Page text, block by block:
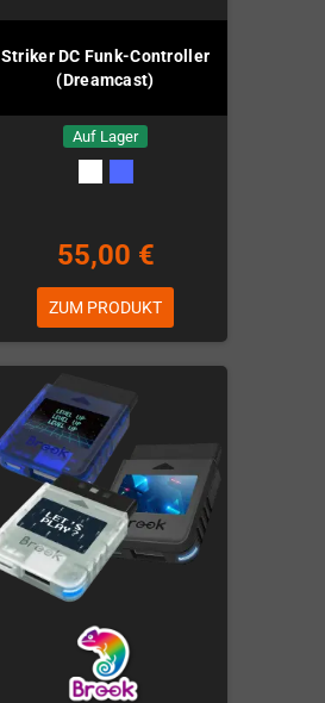
Striker DC Funk-Controller
(Dreamcast)
Auf Lager
55,00 €
ZUM PRODUKT